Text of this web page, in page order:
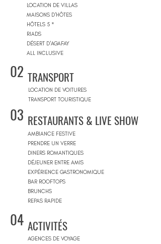
LOCATION DE VILLAS
MAISONS D'HÔTES
HÔTELS 5 *
RIADS
DÉSERT D'AGAFAY
ALL INCLUSIVE
02 TRANSPORT
LOCATION DE VOITURES
TRANSPORT TOURISTIQUE
03 RESTAURANTS & LIVE SHOW
AMBIANCE FESTIVE
PRENDRE UN VERRE
DINERS ROMANTIQUES
DÉJEUNER ENTRE AMIS
EXPÉRIENCE GASTRONOMIQUE
BAR ROOFTOPS
BRUNCHS
REPAS RAPIDE
04 ACTIVITÉS
AGENCES DE VOYAGE